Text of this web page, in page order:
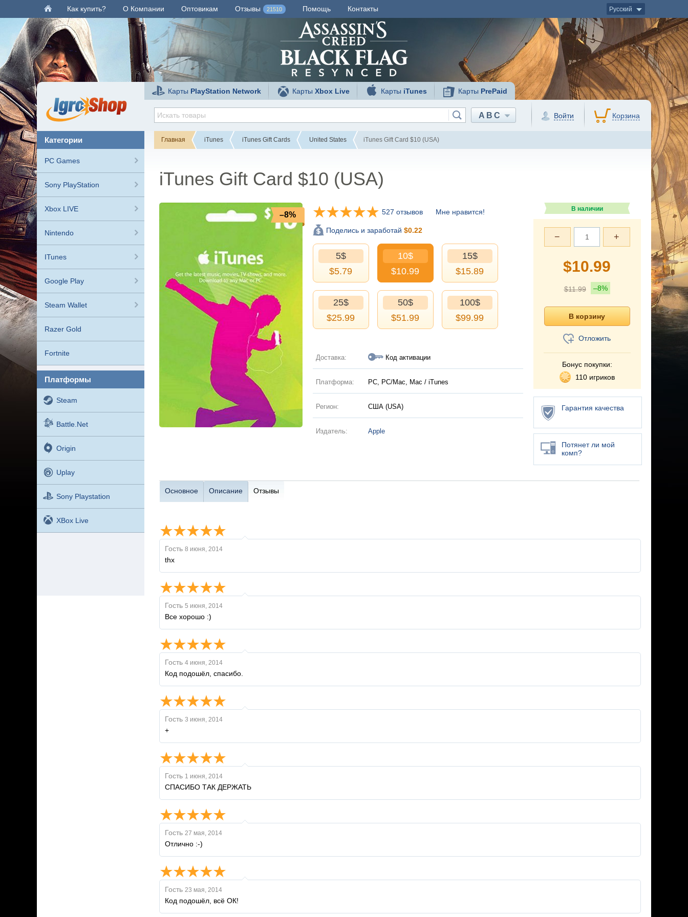
Как купить? О Компании Оптовикам Отзывы 21510 Помощь Контакты Русский
Карты PlayStation Network КартыXbox Live Карты iTunes Карты PrePaid
ABC Войти Корзина
категории
PC Games
Sony PlayStation
Xbox LIVE
Nintendo
ITunes
Google Play
Steam Wallet
Razer Gold
Fortnite
платформы
Steam
Battle.net
Origin
Uplay
Sony Playstation
XBox Live
Главная iTunes iTunes Gift Cards United States iTunes Gift Card $10 (USA)
iTunes Gift Card $10 (USA)
–8% 527 отзывов Мне нравится!
Поделись и заработай $0.22
5$
$5.79
10$
$10.99
15$
$15.89
25$
$25.99
50$
$51.99
100$
$99.99
Доставка: Код активации
Платформа: PC, PC/Mac, Mac / iTunes
Регион: США (USA)
Издатель: Apple
В наличии
+
−
$10.99
$11.99 –8%
Отложить
Бонус покупки:
110 игриков
Гарантия качества
Потянет ли мой
комп?
Основное Описание Отзывы
Гость 8 июня, 2014
thx
Гость 5 июня, 2014
Все хорошо :)
Гость 4 июня, 2014
Код подошёл, спасибо.
Гость 3 июня, 2014
+
Гость 1 июня, 2014
СПАСИБО ТАК ДЕРЖАТЬ
Гость 27 мая, 2014
Отлично :-)
Гость 23 мая, 2014
Код подошёл, всё ОК!